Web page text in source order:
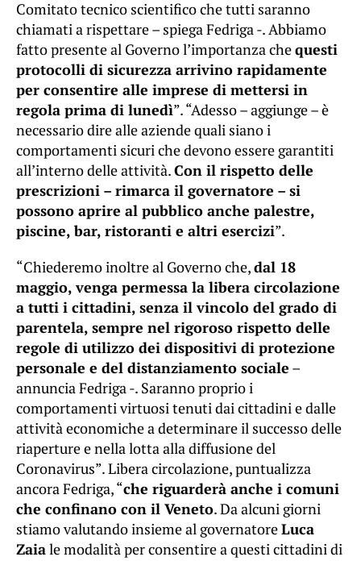
Comitato tecnico scientifico che tutti saranno
chiamati a rispettare – spiega Fedriga -. Abbiamo
fatto presente al Governo l’importanza chequesti
protocolli di sicurezza arrivino rapidamente
per consentire alle imprese di mettersi in
regola prima di lunedì”. “Adesso – aggiunge – è
necessario dire alle aziende quali siano i
comportamenti sicuri che devono essere garantiti
all’interno delle attività.Con il rispetto delle
prescrizioni – rimarca il governatore – si
possono aprire al pubblico anche palestre,
piscine, bar, ristoranti e altri esercizi”.
“Chiederemo inoltre al Governo che,dal 18
maggio, venga permessa la libera circolazione
a tutti i cittadini, senza il vincolo del grado di
parentela, sempre nel rigoroso rispetto delle
regole di utilizzo dei dispositivi di protezione
personale e del distanziamento sociale –
annuncia Fedriga -. Saranno proprio i
comportamenti virtuosi tenuti dai cittadini e dalle
attività economiche a determinare il successo delle
riaperture e nella lotta alla diffusione del
Coronavirus”. Libera circolazione, puntualizza
ancora Fedriga, “che riguarderà anche i comuni
che confinano con il Veneto. Da alcuni giorni
stiamo valutando insieme al governatoreLuca
Zaiale modalità per consentire a questi cittadini di